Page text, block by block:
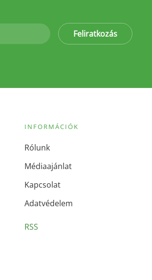
Feliratkozás
INFORMÁCIÓK
Rólunk
Médiaajánlat
Kapcsolat
Adatvédelem
RSS